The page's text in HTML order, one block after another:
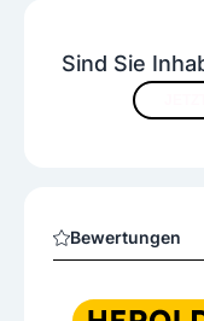
Sind Sie
Bewertungen